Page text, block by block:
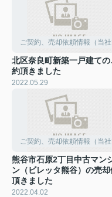
ご契約、売却依頼情報（当
北区奈良町新築一戸建ての
約頂きました
2022.05.29
ご契約、売却依頼情報（当
熊谷市石原2丁目中古マン
ン（ビレッタ熊谷）の売
頂きました
2022.04.02